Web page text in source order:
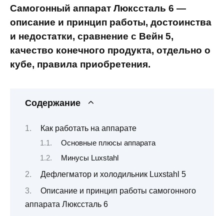
Самогонный аппарат Люкссталь 6 —
описание и принцип работы, достоинства
и недостатки, сравнение с Вейн 5,
качество конечного продукта, отдельно о
кубе, правила приобретения.
Содержание
Как работать на аппарате
Основные плюсы аппарата
Минусы Luxstahl
Дефлегматор и холодильник Luxstahl 5
Описание и принцип работы самогонного
аппарата Люкссталь 6